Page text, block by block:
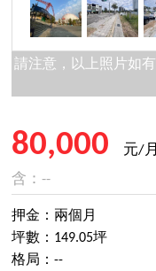
請注意，以上照片如
80,000
元/月
含：--
押金：兩個月
坪數：149.05坪
格局：--